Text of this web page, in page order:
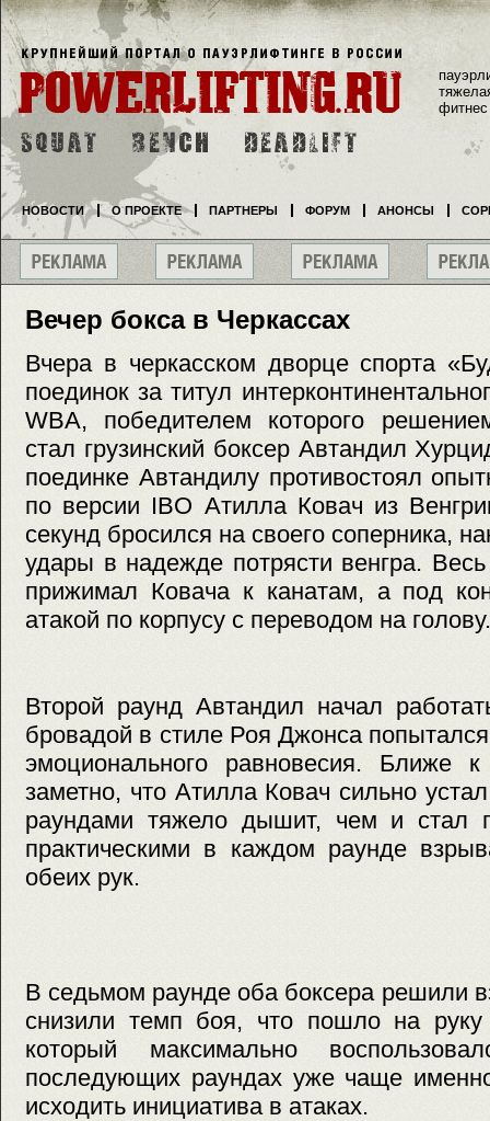
Вечер бокса в Черкассах
Вчера в черкасском дворце спорта
поединок за титул
WBA, победителем которого
стал грузинский боксер Автандил
поединке Автандилу противостоял
по версии IBO Атилла Ковач из
секунд бросился на своего соперника,
удары в надежде потрясти венгра.
прижимал Ковача к канатам, а под
атакой по корпусу с переводом на голову.
Второй раунд Автандил начал
бровадой в стиле Роя Джонса
эмоционального равновесия. Ближе
заметно, что Атилла Ковач сильно
раундами тяжело дышит, чем и стал
практическими в каждом раунде
обеих рук.
В седьмом раунде оба боксера решили
снизили темп боя, что пошло на руку
который максимально
последующих раундах уже чаще
исходить инициатива в атаках.
фитнес
НОВОСТИ О ПРОЕКТЕ ПАРТНЕРЫ ФОРУМ АНОНСЫ